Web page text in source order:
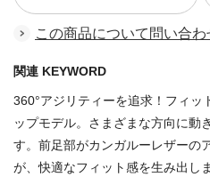
この商品について問い合わ
関連 KEYWORD
360°アジリティーを追求！フィッ
ップモデル。さまざまな方向に動
す。前足部がカンガルーレザーの
が、快適なフィット感を生み出し